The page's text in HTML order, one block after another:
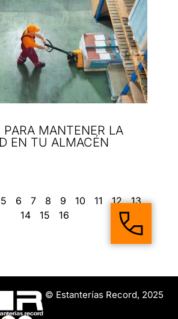
PARA MANTENER LA
EN TU ALMACÉN
5 6 7 8 9 10 11 12
13
14
15 16
© Estanterías Record, 2025